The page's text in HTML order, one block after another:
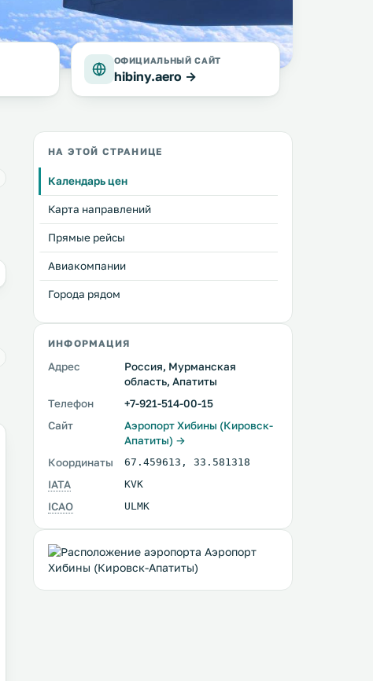
ОФИЦИАЛЬНЫЙ САЙТ
hibiny.aero →
НА ЭТОЙ СТРАНИЦЕ
Календарь цен
Карта направлений
Прямые рейсы
Авиакомпании
Города рядом
ИНФОРМАЦИЯ
Адрес
Россия, Мурманская
область, Апатиты
Телефон
+7-921-514-00-15
Сайт
Аэропорт Хибины (Кировск-
Апатиты) →
Координаты
67.459613 , 33.581318
IATA KVK
ICAO ULMK